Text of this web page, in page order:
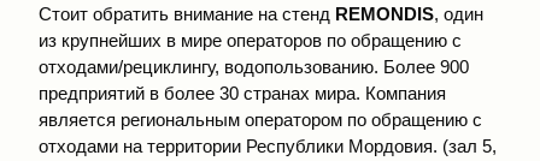
Стоит обратить внимание на стенд REMONDIS, один
из крупнейших в мире операторов по обращению с
отходами/рециклингу, водопользованию. Более 900
предприятий в более 30 странах мира. Компания
является региональным оператором по обращению с
отходами на территории Республики Мордовия. (зал 5,